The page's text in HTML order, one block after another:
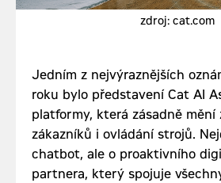
zdroj: cat.com
Jedním z nejvýraznějších
roku bylo představení Cat AI
platformy, která zásadně mění
zákazníků i ovládání strojů.
chatbot, ale o proaktivního
partnera, který spojuje